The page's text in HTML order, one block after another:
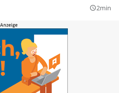
query_builder2min